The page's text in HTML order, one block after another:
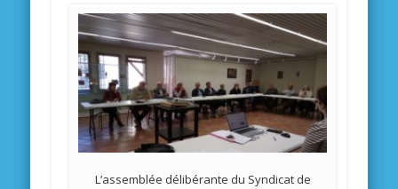
L’assemblée délibérante du Syndicat de